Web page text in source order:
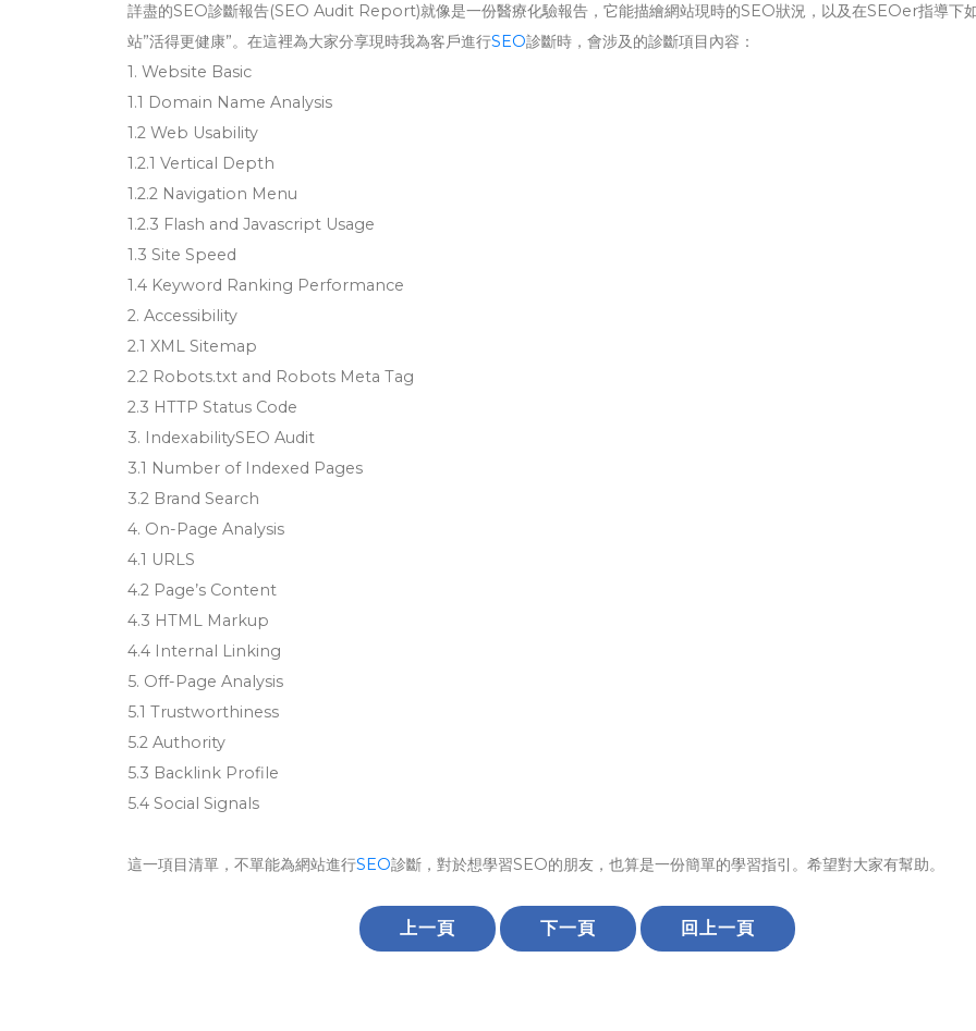
詳盡的SEO診斷報告(SEO Audit Report)就像是一份醫療化驗報告，它能描繪網站現時的SEO狀況，以及在SEOer指導下
站”活得更健康”。在這裡為大家分享現時我為客戶進行SEO診斷時，會涉及的診斷項目內容：
1. Website Basic
1.1 Domain Name Analysis
1.2 Web Usability
1.2.1 Vertical Depth
1.2.2 Navigation Menu
1.2.3 Flash and Javascript Usage
1.3 Site Speed
1.4 Keyword Ranking Performance
2. Accessibility
2.1 XML Sitemap
2.2 Robots.txt and Robots Meta Tag
2.3 HTTP Status Code
3. IndexabilitySEO Audit
3.1 Number of Indexed Pages
3.2 Brand Search
4. On-Page Analysis
4.1 URLS
4.2 Page’s Content
4.3 HTML Markup
4.4 Internal Linking
5. Off-Page Analysis
5.1 Trustworthiness
5.2 Authority
5.3 Backlink Profile
5.4 Social Signals
這一項目清單，不單能為網站進行SEO診斷，對於想學習SEO的朋友，也算是一份簡單的學習指引。希望對大家有幫助。
上一頁 下一頁 回上一頁